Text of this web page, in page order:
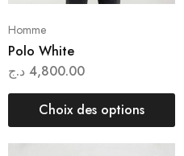
Homme
Polo White
4,800.00 د.ج
Choix des options